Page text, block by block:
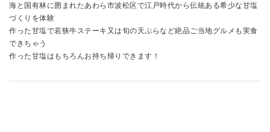
海と国有林に囲まれたあわら市波松区で江戸時代から伝統ある希少な甘塩
づくりを体験
作った甘塩で若狭牛ステーキ又は旬の天ぷらなど絶品ご当地グルメも実食
できちゃう
作った甘塩はもちろんお持ち帰りできます！